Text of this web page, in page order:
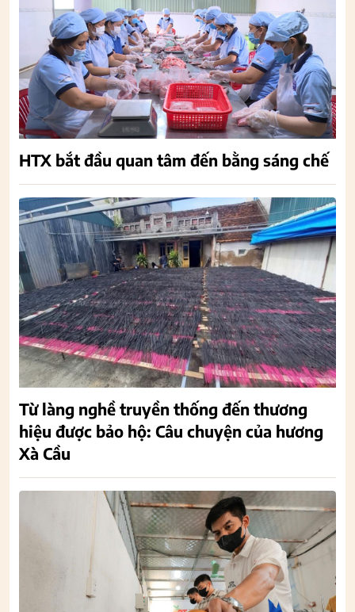
HTX bắt đầu quan tâm đến bằng sáng chế
Từ làng nghề truyền thống đến thương
hiệu được bảo hộ: Câu chuyện của hương
Xà Cầu